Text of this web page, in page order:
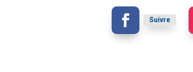
Suivre